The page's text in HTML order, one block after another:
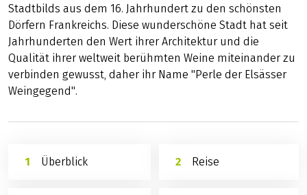
Stadtbilds aus dem 16. Jahrhundert zu den schönsten
Dörfern Frankreichs. Diese wunderschöne Stadt hat seit
Jahrhunderten den Wert ihrer Architektur und die
Qualität ihrer weltweit berühmten Weine miteinander zu
verbinden gewusst, daher ihr Name "Perle der Elsässer
Weingegend".
Überblick Reise